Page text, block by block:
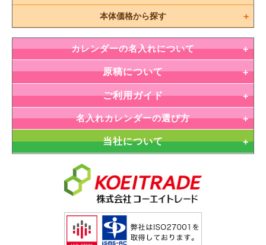
本体価格から探す
カレンダーの名入れについて
原稿について
ご利用ガイド
名入れカレンダーの選び方
当社について